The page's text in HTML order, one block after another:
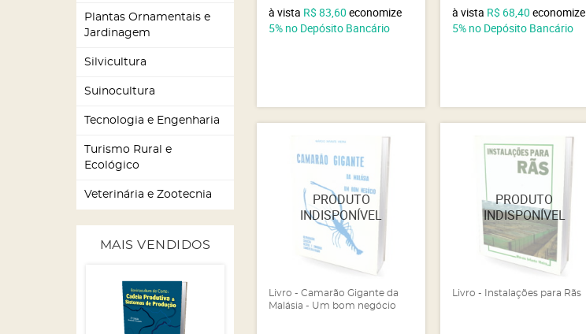
Plantas Ornamentais e
Jardinagem
Silvicultura
Suinocultura
Tecnologia e Engenharia
Turismo Rural e
Ecológico
Veterinária e Zootecnia
MAIS VENDIDOS
à vista R$ 83,60 economize
5% no Depósito Bancário
à vista R$ 68,40 economize
5% no Depósito Bancário
Livro - Camarão Gigante da
Malásia - Um bom negócio
Livro - Instalações para Rãs